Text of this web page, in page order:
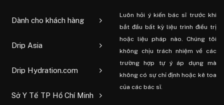
Dành cho khách hàng
Drip Asia
Drip Hydration.com
Sở Y Tế TP Hồ Chí Minh
Luôn hỏi ý kiến ​​bác sĩ trước khi
bắt đầu bất kỳ liệu trình điều trị
hoặc liệu pháp nào. Chúng tôi
không chịu trách nhiệm về các
trường hợp tự ý áp dụng mà
không có sự chỉ định hoặc kê toa
của các bác sĩ.